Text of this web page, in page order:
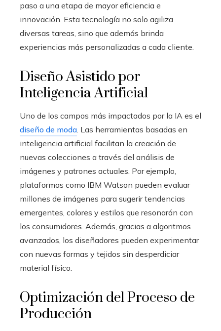
paso a una etapa de mayor eficiencia e
innovación. Esta tecnología no solo agiliza
diversas tareas, sino que además brinda
experiencias más personalizadas a cada cliente.
Diseño Asistido por
Inteligencia Artificial
Uno de los campos más impactados por la IA es el
diseño de moda. Las herramientas basadas en
inteligencia artificial facilitan la creación de
nuevas colecciones a través del análisis de
imágenes y patrones actuales. Por ejemplo,
plataformas como IBM Watson pueden evaluar
millones de imágenes para sugerir tendencias
emergentes, colores y estilos que resonarán con
los consumidores. Además, gracias a algoritmos
avanzados, los diseñadores pueden experimentar
con nuevas formas y tejidos sin desperdiciar
material físico.
Optimización del Proceso de
Producción